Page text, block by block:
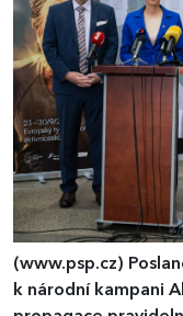
(www.psp.cz)
k národní kampani